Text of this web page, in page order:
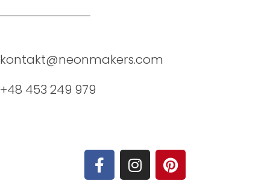
kontakt@neonmakers.com
+48 453 249 979